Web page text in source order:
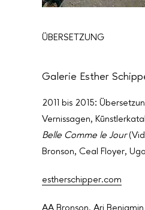
ÜBERSETZUNG
Galerie Esther
2011 bis 2015:
Vernissagen,
Belle Comme le Jour
Bronson, Ceal Floyer,
estherschipper.com